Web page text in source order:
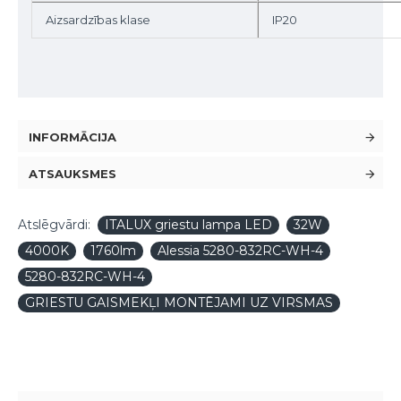
Aizsardzības klase IP20
INFORMĀCIJA
ATSAUKSMES
Atslēgvārdi: ITALUX griestu lampa LED
32W
4000K
1760lm
Alessia 5280-832RC-WH-4
5280-832RC-WH-4
GRIESTU GAISMEKĻI MONTĒJAMI UZ VIRSMAS